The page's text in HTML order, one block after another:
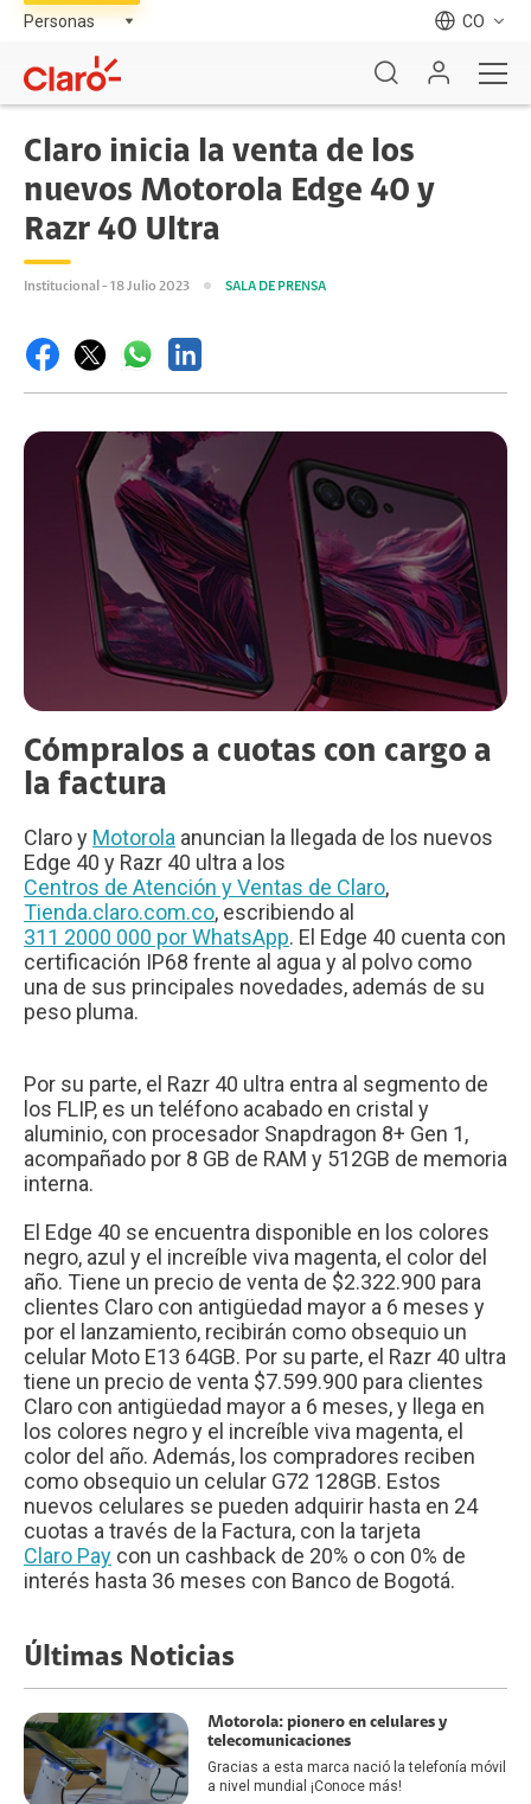
CO
Claro inicia la venta de los
nuevos Motorola Edge 40 y
Razr 40 Ultra
Institucional - 18 Julio 2023 SALA DE PRENSA
Cómpralos a cuotas con cargo a
la factura
Claro y Motorola anuncian la llegada de los nuevos
Edge 40 y Razr 40 ultra a los
Centros de Atención y Ventas de Claro,
Tienda.claro.com.co, escribiendo al
311 2000 000 por WhatsApp. El Edge 40 cuenta con
certificación IP68 frente al agua y al polvo como
una de sus principales novedades, además de su
peso pluma.
Por su parte, el Razr 40 ultra entra al segmento de
los FLIP, es un teléfono acabado en cristal y
aluminio, con procesador Snapdragon 8+ Gen 1,
acompañado por 8 GB de RAM y 512GB de memoria
interna.
El Edge 40 se encuentra disponible en los colores
negro, azul y el increíble viva magenta, el color del
año. Tiene un precio de venta de $2.322.900 para
clientes Claro con antigüedad mayor a 6 meses y
por el lanzamiento, recibirán como obsequio un
celular Moto E13 64GB. Por su parte, el Razr 40 ultra
tiene un precio de venta $7.599.900 para clientes
Claro con antigüedad mayor a 6 meses, y llega en
los colores negro y el increíble viva magenta, el
color del año. Además, los compradores reciben
como obsequio un celular G72 128GB. Estos
nuevos celulares se pueden adquirir hasta en 24
cuotas a través de la Factura, con la tarjeta
Claro Pay con un cashback de 20% o con 0% de
interés hasta 36 meses con Banco de Bogotá.
Últimas Noticias
Motorola: pionero en celulares y
telecomunicaciones
Gracias a esta marca nació la telefonía móvil
a nivel mundial ¡Conoce más!